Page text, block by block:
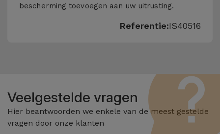
bescherming toevoegen aan uw uitrusting.
Referentie:IS40516
Veelgestelde vragen
Hier beantwoorden we enkele van de meest gestelde
vragen door onze klanten